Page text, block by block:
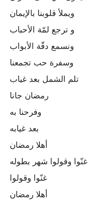
ويملأ قلوبنا بالإيمان
و ترجع لمّة الأحباب
ونسمع دقّة الأبواب
وسفرة حب تجمعنا
تلم الشمل بعد غياب
رمضان جانا
وفرحنا به
بعد غيابه
أهلا رمضان
غنّوا وقولوا شهر بطوله
غنّوا وقولوا
أهلا رمضان